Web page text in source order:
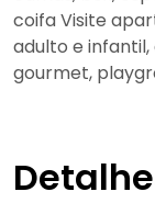
coifa Visite
adulto e
gourmet,